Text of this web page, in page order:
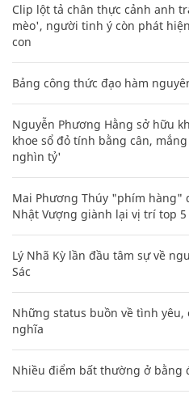
Clip lột tả chân thực cảnh anh
mèo', người tinh ý còn phát
con
Bảng công thức đạo hàm
Nguyễn Phương Hằng sở hữu
khoe sổ đỏ tính bằng cân,
nghìn tỷ'
Mai Phương Thúy "phím hàng"
Nhật Vượng giành lại vị trí top
Lý Nhã Kỳ lần đầu tâm sự về
Sác
Những status buồn về tình yêu,
nghĩa
Nhiều điểm bất thường ở bằng